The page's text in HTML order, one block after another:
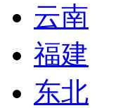
云南
福建
东北